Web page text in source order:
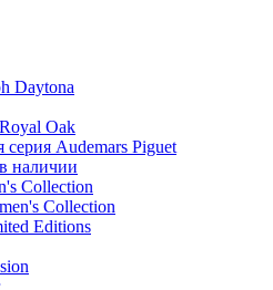
Daytona
Oak
Audemars Piguet
наличии
Collection
Collection
Editions